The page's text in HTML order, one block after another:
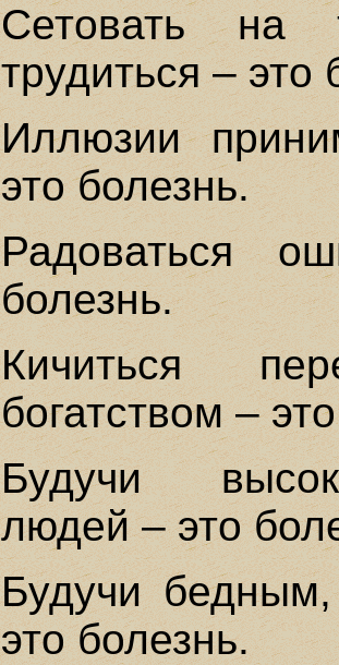
Сетовать на
трудиться – это
Иллюзии
это болезнь.
Радоваться
болезнь.
Кичиться
богатством –
Будучи
людей – это
Будучи
это болезнь.